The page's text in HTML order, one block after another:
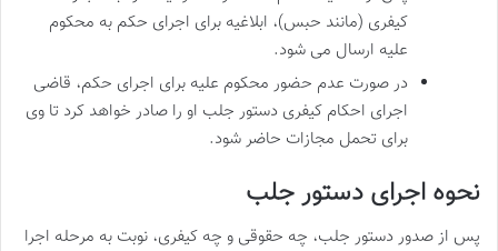
کیفری (مانند حبس)، ابلاغیه برای اجرای حکم به محکوم
علیه ارسال می شود.
در صورت عدم حضور محکوم علیه برای اجرای حکم، قاضی
اجرای احکام کیفری دستور جلب او را صادر خواهد کرد تا وی
برای تحمل مجازات حاضر شود.
نحوه اجرای دستور جلب
پس از صدور دستور جلب، چه حقوقی و چه کیفری، نوبت به مرحله اجرا